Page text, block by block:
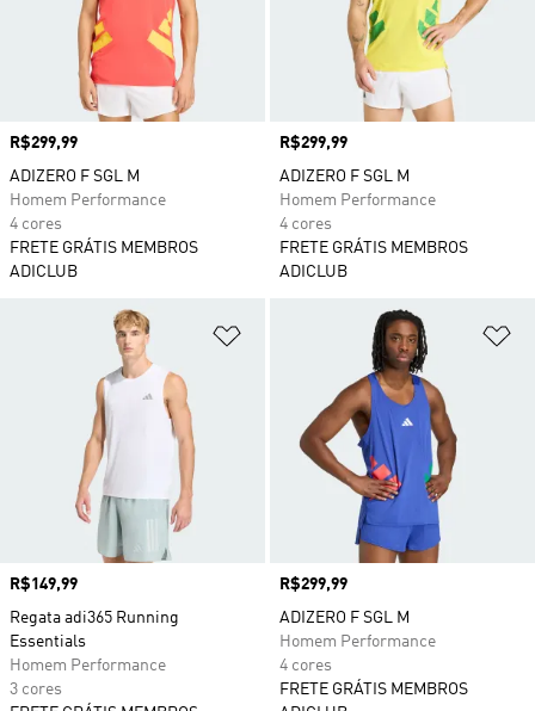
Preço
R$299,99
ADIZERO F SGL M
Homem Performance
4 cores
FRETE GRÁTIS MEMBROS
ADICLUB
Preço
R$299,99
ADIZERO F SGL M
Homem Performance
4 cores
FRETE GRÁTIS MEMBROS
ADICLUB
Adicionar à Lista de Desejos
Preço
R$149,99
Regata adi365 Running
Essentials
Homem Performance
3 cores
Preço
R$299,99
ADIZERO F SGL M
Homem Performance
4 cores
FRETE GRÁTIS MEMBROS